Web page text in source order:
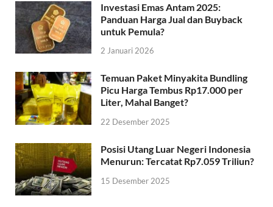
Investasi Emas Antam 2025:
Panduan Harga Jual dan Buyback
untuk Pemula?
2 Januari 2026
Temuan Paket Minyakita Bundling
Picu Harga Tembus Rp17.000 per
Liter, Mahal Banget?
22 Desember 2025
Posisi Utang Luar Negeri Indonesia
Menurun: Tercatat Rp7.059 Triliun?
15 Desember 2025